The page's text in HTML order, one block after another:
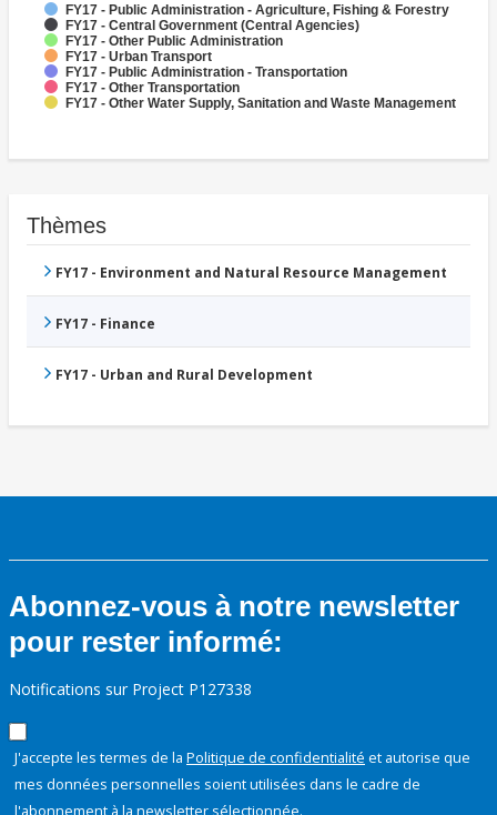
FY17 - Public Administration - Agriculture, Fishing & Forestry
FY17 - Central Government (Central Agencies)
FY17 - Other Public Administration
FY17 - Urban Transport
FY17 - Public Administration - Transportation
FY17 - Other Transportation
FY17 - Other Water Supply, Sanitation and Waste Management
Thèmes
FY17 - Environment and Natural Resource Management
FY17 - Finance
FY17 - Urban and Rural Development
Abonnez-vous à notre newsletter
pour rester informé:
Notifications sur Project P127338
J'accepte les termes de la Politique de confidentialité et autorise que
mes données personnelles soient utilisées dans le cadre de
l'abonnement à la newsletter sélectionnée.